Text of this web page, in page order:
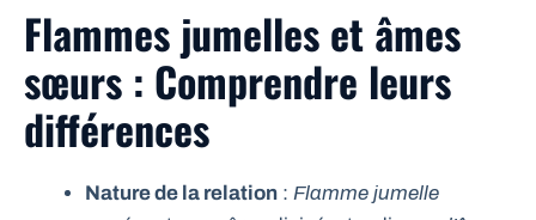
Flammes jumelles et âmes
sœurs : Comprendre leurs
différences
Nature de la relation : Flamme jumelle